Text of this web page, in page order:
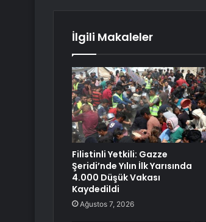
İlgili Makaleler
Filistinli Yetkili: Gazze
Şeridi’nde Yılın İlk Yarısında
4.000 Düşük Vakası
Kaydedildi
Ağustos 7, 2026